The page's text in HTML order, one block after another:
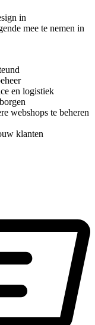
in
mee te nemen in
en logistiek
webshops te beheren
klanten